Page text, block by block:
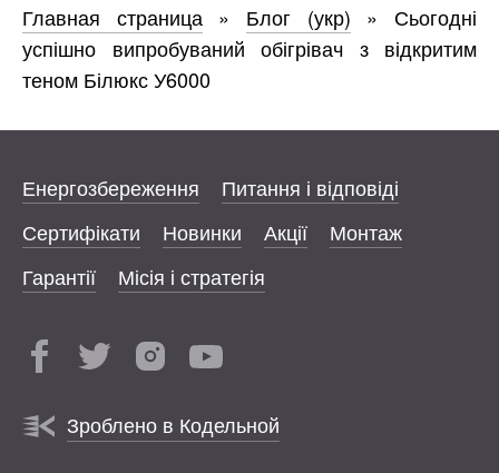
Главная страница» Блог (укр) » Сьогодні
успішно випробуваний обігрівач з відкритим
теном Білюкс У6000
Енергозбереження
Питання і відповіді
Сертифікати
Новинки Акції
Монтаж
Гарантії
Місія і стратегія
Зроблено в Кодельной